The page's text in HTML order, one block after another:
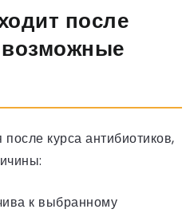
после
возможные
курса антибиотиков,
к выбранному